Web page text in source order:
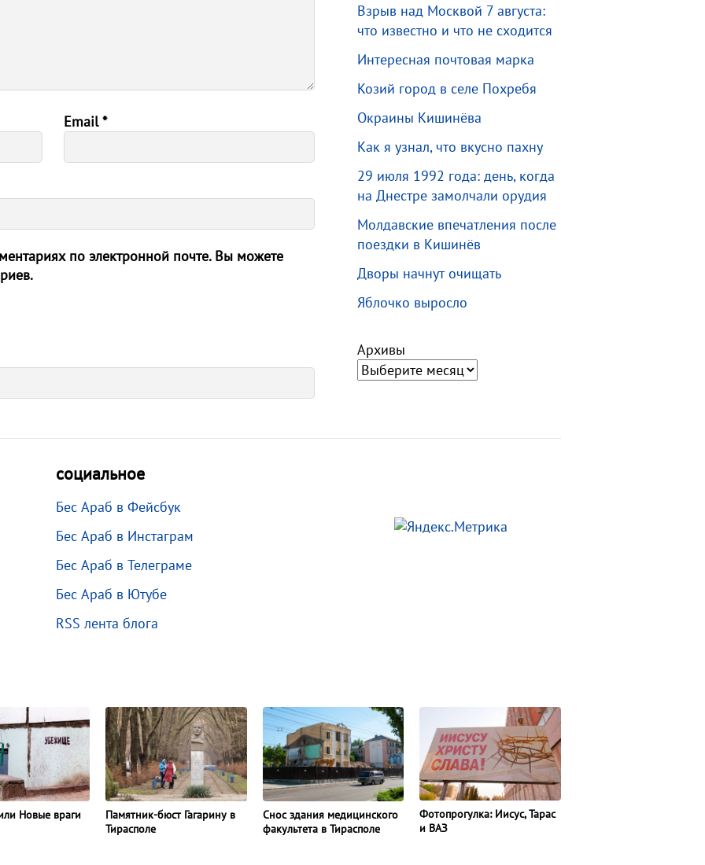
Email*
по электронной почте. Вы можете
Взрыв над Москвой 7 августа:
что известно и что не сходится
Интересная почтовая марка
Козий город в селе Похребя
Окраины Кишинёва
Как я узнал, что вкусно пахну
29 июля 1992 года: день, когда
на Днестре замолчали орудия
Молдавские впечатления после
поездки в Кишинёв
Дворы начнут очищать
Яблочко выросло
Архивы
социальное
Бес Араб в Фейсбук
Бес Араб в Инстаграм
Бес Араб в Телеграме
Бес Араб в Ютубе
RSS лента блога
Новые враги
Памятник-бюст Гагарину в
Тирасполе
Снос здания медицинского
факультета в Тирасполе
Фотопрогулка: Иисус, Тарас
и ВАЗ